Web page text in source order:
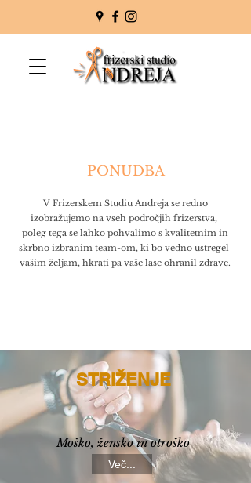
PONUDBA
V Frizerskem Studiu Andreja se redno
izobražujemo na vseh področjih frizerstva,
poleg tega se lahko pohvalimo s kvalitetnim in
skrbno izbranim team-om, ki bo vedno ustregel
vašim željam, hkrati pa vaše lase ohranil zdrave.
STRIŽENJE
Moško, žensko in otroško
Več...